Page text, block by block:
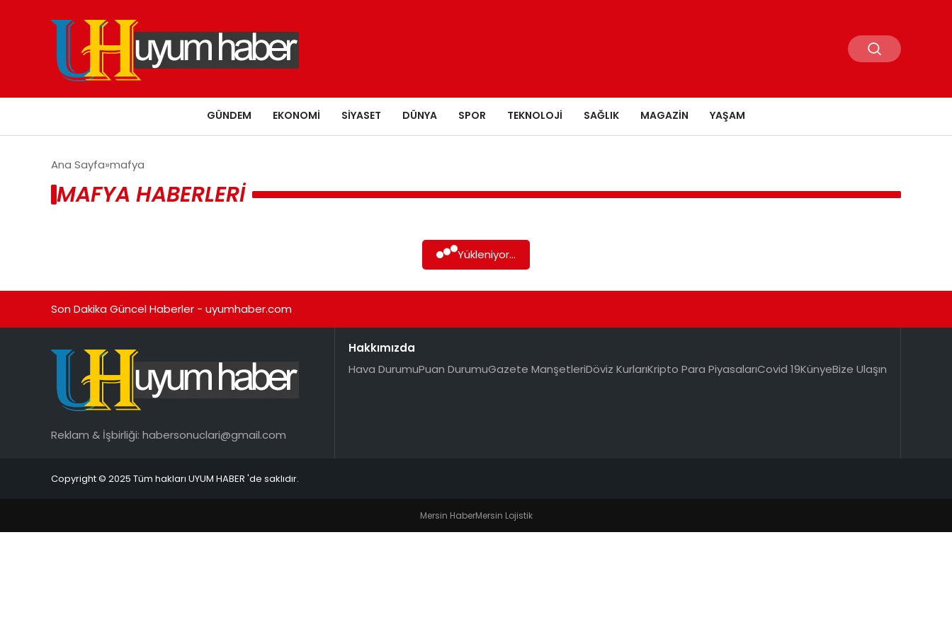
GÜNDEM EKONOMI SIYASET DÜNYA SPOR TEKNOLOJI SAĞLIK MAGAZIN YAŞAM
Ana Sayfa mafya
MAFYA HABERLERI
Yükleniyor...
Son Dakika Güncel Haberler - uyumhaber.com
Reklam & İşbirliği: habersonuclari@gmail.com
Hakkımızda
Hava DurumuPuan DurumuGazete ManşetleriDöviz KurlarıKripto Para PiyasalarıCovid 19KünyeBize Ulaşın
Copyright © 2025 Tüm hakları UYUM HABER 'de saklıdır.
Mersin HaberMersin Lojistik